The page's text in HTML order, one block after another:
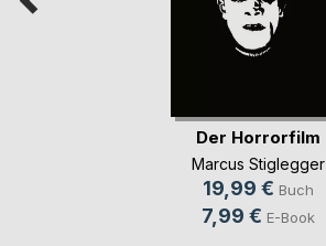
Der Horrorfilm
Marcus Stiglegger
19,99 € Buch
7,99 € E-Book